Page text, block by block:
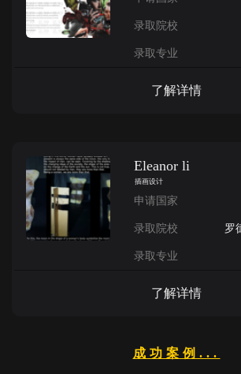
录取院校
录取专业
了解详情
Eleanor li
插画设计
申请国家
录取院校
录取专业
了解详情
成功案例...